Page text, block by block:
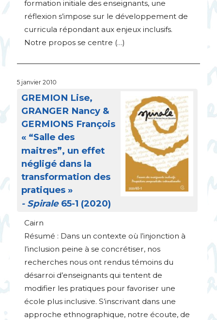
formation initiale des enseignants, une
réflexion s’impose sur le développement de
curricula répondant aux enjeux inclusifs.
Notre propos se centre (…)
5 janvier 2010
GREMION Lise,
GRANGER Nancy &
GERMIONS François
« “Salle des
maitres”, un effet
négligé dans la
transformation des
pratiques »
- Spirale65-1 (2020)
Cairn
Résumé : Dans un contexte où l’injonction à
l’inclusion peine à se concrétiser, nos
recherches nous ont rendus témoins du
désarroi d’enseignants qui tentent de
modifier les pratiques pour favoriser une
école plus inclusive. S’inscrivant dans une
approche ethnographique, notre écoute, de